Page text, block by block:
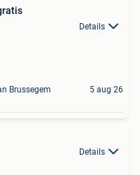
Details
Brussegem 5 aug 26
Details